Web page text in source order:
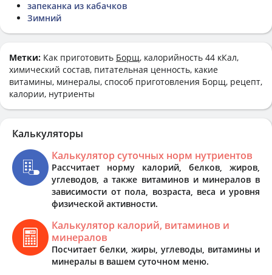
запеканка из кабачков
Зимний
Метки: Как приготовить Борщ, калорийность 44 кКал,
химический состав, питательная ценность, какие
витамины, минералы, способ приготовления Борщ, рецепт,
калории, нутриенты
Калькуляторы
Калькулятор суточных норм нутриентов
Рассчитает норму калорий, белков, жиров,
углеводов, а также витаминов и минералов в
зависимости от пола, возраста, веса и уровня
физической активности.
Калькулятор калорий, витаминов и
минералов
Посчитает белки, жиры, углеводы, витамины и
минералы в вашем суточном меню.